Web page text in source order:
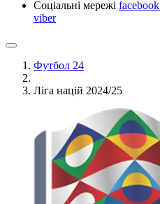
Соціальні мережі facebook
viber
Футбол 24
Ліга націй 2024/25